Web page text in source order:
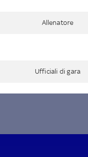
Allenatore
Ufficiali di gara